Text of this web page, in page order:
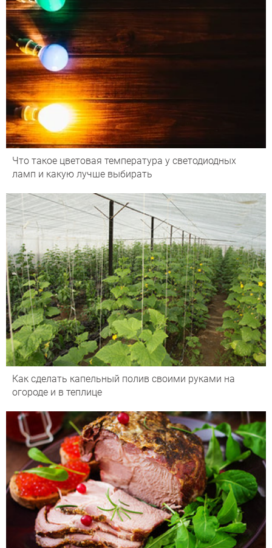
Что такое цветовая температура у светодиодных
ламп и какую лучше выбирать
Как сделать капельный полив своими руками на
огороде и в теплице